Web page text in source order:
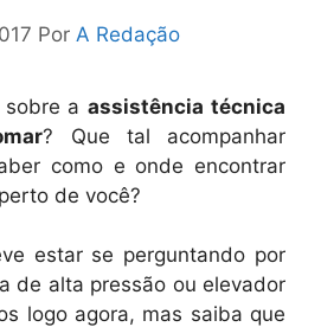
Por A Redação
sobre aassistência técnica
? Que tal acompanhar
como e onde encontrar
de você?
estar se perguntando por
de alta pressão ou elevador
logo agora, mas saiba que